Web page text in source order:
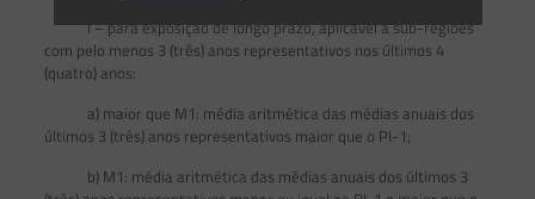
I – para exposição de longo prazo, aplicável a sub-regiões
com pelo menos 3 (três) anos representativos nos últimos 4
(quatro) anos:
a) maior que M1: média aritmética das médias anuais dos
últimos 3 (três) anos representativos maior que o PI-1;
b) M1: média aritmética das médias anuais dos últimos 3